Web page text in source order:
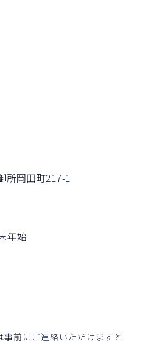
所岡⽥町217-1
年始
前にご連絡いただけますと